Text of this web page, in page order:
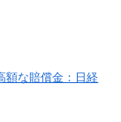
額な賠償金：日経